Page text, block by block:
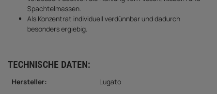
Spachtelmassen.
Als Konzentrat individuell verdünnbar und dadurch
besonders ergiebig.
TECHNISCHE DATEN:
Hersteller: Lugato